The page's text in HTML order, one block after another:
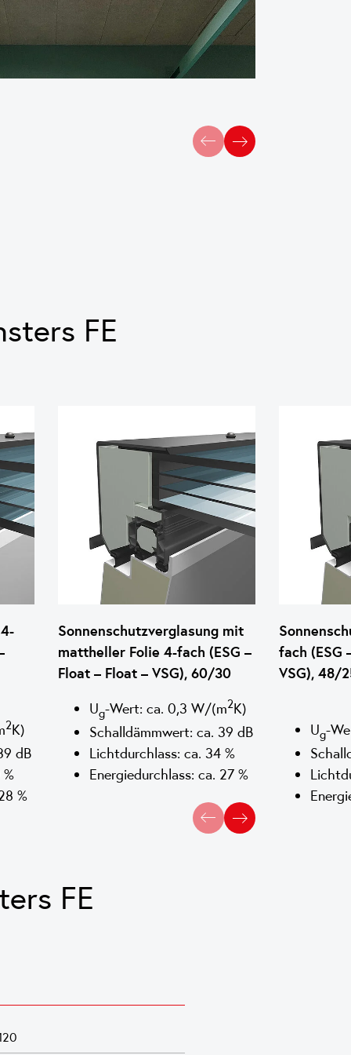
FE
2K)
dB
%
Sonnenschutzverglasung mit
mattheller Folie 4-fach (ESG –
Float – Float – VSG), 60/30
Ug-Wert: ca. 0,3 W/(m2K)
Schalldämmwert: ca. 39 dB
Lichtdurchlass: ca. 34 %
Energiedurchlass: ca. 27 %
fach (ESG
VSG), 48/
Ug-
FE